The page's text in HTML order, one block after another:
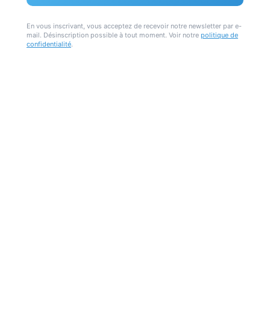
En vous inscrivant, vous acceptez de recevoir notre newsletter par e-
mail. Désinscription possible à tout moment. Voir notre politique de
confidentialité.